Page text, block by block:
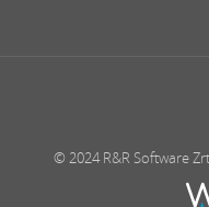
© 2024 R&R Software